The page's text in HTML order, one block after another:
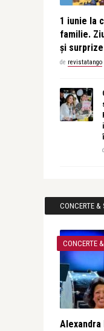
1 iunie la
familie.
și surprize
de revistatango
CONCERTE &
CONCERTE
Alexandra